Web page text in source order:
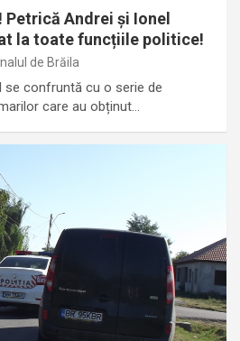
Andrei și Ionel
la toate funcțiile politice!
de Brăila
se confruntă cu o serie de
care au obținut…